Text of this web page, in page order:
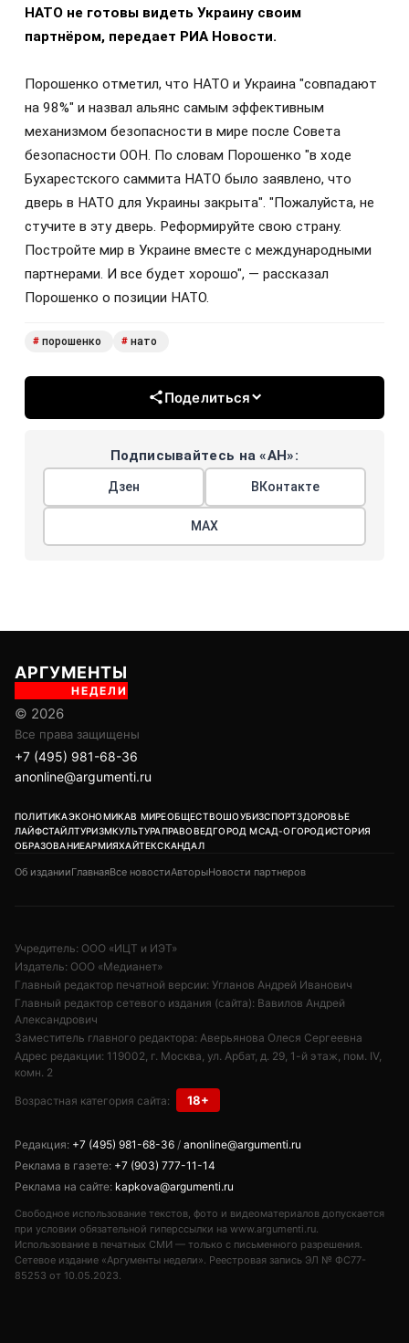
НАТО не готовы видеть Украину своим
партнёром, передает РИА Новости.
Порошенко отметил, что НАТО и Украина "совпадают
на 98%" и назвал альянс самым эффективным
механизмом безопасности в мире после Совета
безопасности ООН. По словам Порошенко "в ходе
Бухарестского саммита НАТО было заявлено, что
дверь в НАТО для Украины закрыта". "Пожалуйста, не
стучите в эту дверь. Реформируйте свою страну.
Постройте мир в Украине вместе с международными
партнерами. И все будет хорошо", — рассказал
Порошенко о позиции НАТО.
# порошенко # нато
Поделиться
Подписывайтесь на «АН»:
Дзен ВКонтакте
МАХ
АРГУМЕНТЫ
НЕДЕЛИ
© 2026
Все права защищены
+7 (495) 981-68-36
anonline@argumenti.ru
ПОЛИТИКАЭКОНОМИКАВ МИРЕОБЩЕСТВОШОУБИЗСПОРТЗДОРОВЬЕ
ЛАЙФСТАЙЛТУРИЗМКУЛЬТУРАПРАВОВЕДГОРОД МСАД-ОГОРОДИСТОРИЯ
ОБРАЗОВАНИЕАРМИЯХАЙТЕКСКАНДАЛ
Об изданииГлавнаяВсе новостиАвторыНовости партнеров
Учредитель: ООО «ИЦТ и ИЭТ»
Издатель: ООО «Медианет»
Главный редактор печатной версии: Угланов Андрей Иванович
Главный редактор сетевого издания (сайта): Вавилов Андрей
Александрович
Заместитель главного редактора: Аверьянова Олеся Сергеевна
Адрес редакции: 119002, г. Москва, ул. Арбат, д. 29, 1-й этаж, пом. IV,
комн. 2
Возрастная категория сайта: 18+
Редакция: +7 (495) 981-68-36 / anonline@argumenti.ru
Реклама в газете: +7 (903) 777-11-14
Реклама на сайте: kapkova@argumenti.ru
Свободное использование текстов, фото и видеоматериалов допускается
при условии обязательной гиперссылки на www.argumenti.ru.
Использование в печатных СМИ — только с письменного разрешения.
Сетевое издание «Аргументы недели». Реестровая запись ЭЛ № ФС77-
85253 от 10.05.2023.